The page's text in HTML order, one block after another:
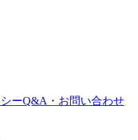
ーQ&A・お問い合わせ